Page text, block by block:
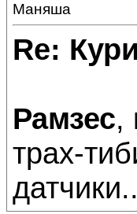
Маняша
Re:
Рамзес,
трах-